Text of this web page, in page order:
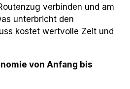
verbinden und am
unterbricht den
kostet wertvolle Zeit und
von Anfang bis